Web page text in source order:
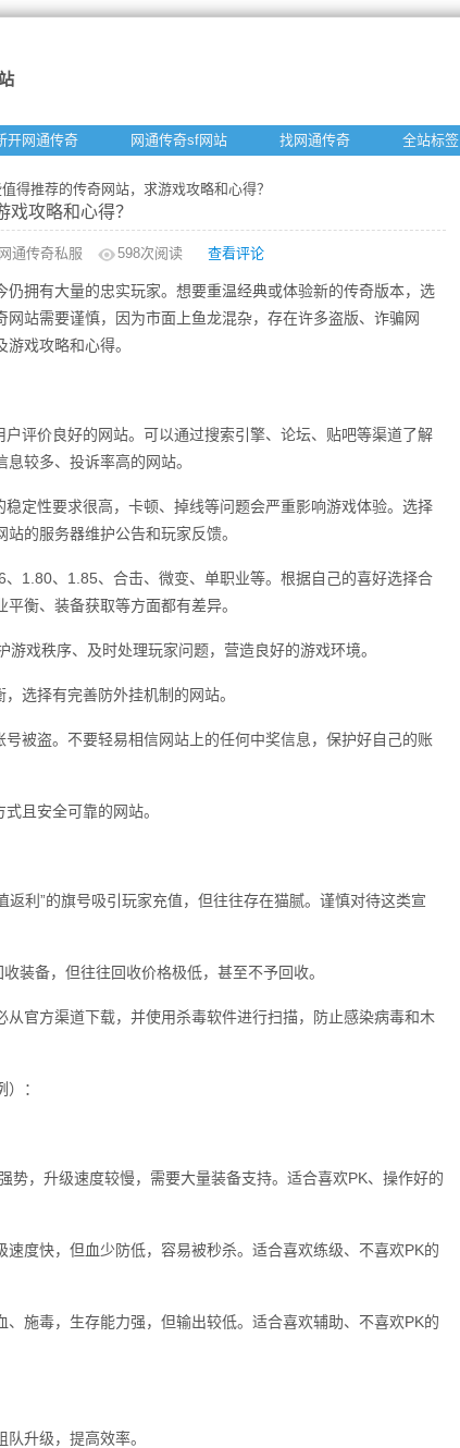
开网通传奇 网通传奇sf网站 找网通传奇 全站标签
得推荐的传奇网站，求游戏攻略和心得？
攻略和心得？
网通传奇私服 598次阅读 查看评论
拥有大量的忠实玩家。想要重温经典或体验新的传奇版本，选
站需要谨慎，因为市面上鱼龙混杂，存在许多盗版、诈骗网
戏攻略和心得。
评价良好的网站。可以通过搜索引擎、论坛、贴吧等渠道了解
较多、投诉率高的网站。
定性要求很高，卡顿、掉线等问题会严重影响游戏体验。选择
的服务器维护公告和玩家反馈。
1.80、1.85、合击、微变、单职业等。根据自己的喜好选择合
衡、装备获取等方面都有差异。
戏秩序、及时处理玩家问题，营造良好的游戏环境。
选择有完善防外挂机制的网站。
被盗。不要轻易相信网站上的任何中奖信息，保护好自己的账
且安全可靠的网站。
返利”的旗号吸引玩家充值，但往往存在猫腻。谨慎对待这类宣
装备，但往往回收价格极低，甚至不予回收。
官方渠道下载，并使用杀毒软件进行扫描，防止感染病毒和木
：
势，升级速度较慢，需要大量装备支持。适合喜欢PK、操作好的
度快，但血少防低，容易被秒杀。适合喜欢练级、不喜欢PK的
施毒，生存能力强，但输出较低。适合喜欢辅助、不喜欢PK的
升级，提高效率。